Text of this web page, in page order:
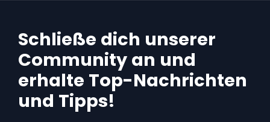
Schließe dich unserer
Community an und
erhalte Top-Nachrichten
und Tipps!